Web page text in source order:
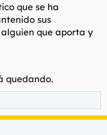
que se ha
sus
que aporta y
quedando.